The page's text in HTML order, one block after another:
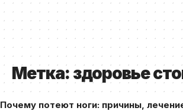
Метка: здоровье
Почему потеют ноги: причины,